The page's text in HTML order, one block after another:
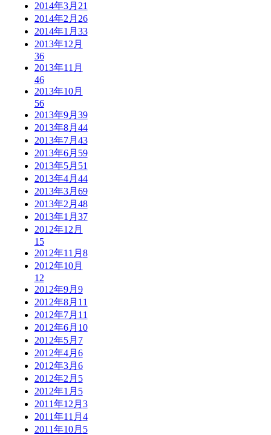
2014年3月 21
2014年2月 26
2014年1月 33
2013年12月
36
2013年11月
46
2013年10月
56
2013年9月 39
2013年8月 44
2013年7月 43
2013年6月 59
2013年5月 51
2013年4月 44
2013年3月 69
2013年2月 48
2013年1月 37
2012年12月
15
2012年11月 8
2012年10月
12
2012年9月 9
2012年8月 11
2012年7月 11
2012年6月 10
2012年5月 7
2012年4月 6
2012年3月 6
2012年2月 5
2012年1月 5
2011年12月 3
2011年11月 4
2011年10月 5